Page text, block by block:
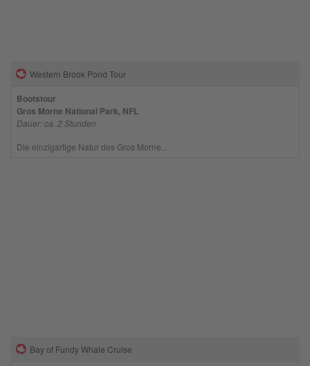
Western Brook Pond Tour
Bootstour
Gros Morne National Park, NFL
Dauer: ca. 2 Stunden
Die einzigartige Natur des Gros Morne...
Bay of Fundy Whale Cruise